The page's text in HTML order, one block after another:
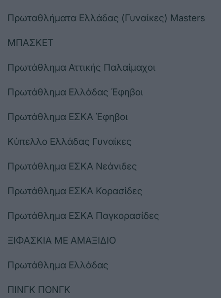
Πρωταθλήματα Ελλάδας (Γυναίκες) Masters
ΜΠΑΣΚΕΤ
Πρωτάθλημα Αττικής Παλαίμαχοι
Πρωτάθλημα Ελλάδας Έφηβοι
Πρωτάθλημα ΕΣΚΑ Έφηβοι
Κύπελλο Ελλάδας Γυναίκες
Πρωτάθλημα ΕΣΚΑ Νεάνιδες
Πρωτάθλημα ΕΣΚΑ Κορασίδες
Πρωτάθλημα ΕΣΚΑ Παγκορασίδες
ΞΙΦΑΣΚΙΑ ΜΕ ΑΜΑΞΙΔΙΟ
Πρωτάθλημα Ελλάδας
ΠΙΝΓΚ ΠΟΝΓΚ